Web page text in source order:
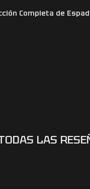
Completa de
LAS